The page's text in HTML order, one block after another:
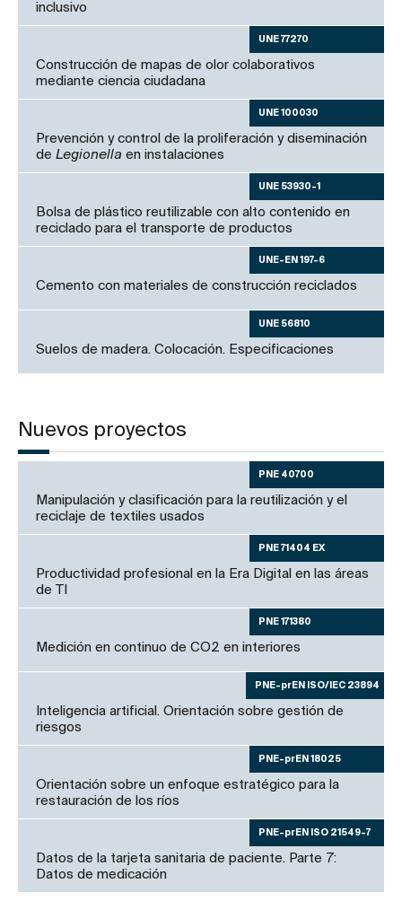
inclusivo
UNE 77270
Construcción de mapas de olor colaborativos
mediante ciencia ciudadana
UNE 100030
Prevención y control de la proliferación y diseminación
de Legionella en instalaciones
UNE 53930-1
Bolsa de plástico reutilizable con alto contenido en
reciclado para el transporte de productos
UNE-EN 197-6
Cemento con materiales de construcción reciclados
UNE 56810
Suelos de madera. Colocación. Especificaciones
Nuevos proyectos
PNE 40700
Manipulación y clasificación para la reutilización y el
reciclaje de textiles usados
PNE 71404 EX
Productividad profesional en la Era Digital en las áreas
de TI
PNE 171380
Medición en continuo de CO2 en interiores
PNE-prEN ISO/IEC 23894
Inteligencia artificial. Orientación sobre gestión de
riesgos
PNE-prEN 18025
Orientación sobre un enfoque estratégico para la
restauración de los ríos
PNE-prEN ISO 21549-7
Datos de la tarjeta sanitaria de paciente. Parte 7:
Datos de medicación